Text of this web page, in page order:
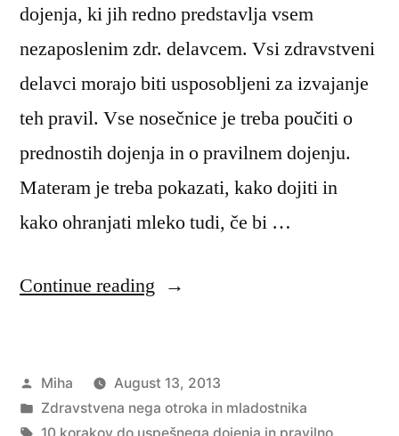
dojenja, ki jih redno predstavlja vsem
nezaposlenim zdr. delavcem. Vsi zdravstveni
delavci morajo biti usposobljeni za izvajanje
teh pravil. Vse nosečnice je treba poučiti o
prednostih dojenja in o pravilnem dojenju.
Materam je treba pokazati, kako dojiti in
kako ohranjati mleko tudi, če bi …
Continue reading “10
uspešnega
dojenja
Posted
by
Miha
August 13, 2013
Posted
in
Zdravstvena nega otroka in mladostnika
Tags:
10 korakov do uspešnega dojenja in pravilno